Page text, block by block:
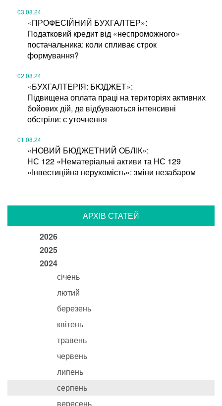
03.08.24
«ПРОФЕСІЙНИЙ БУХГАЛТЕР»:
Податковий кредит від «неспроможного»
постачальника: коли спливає строк
формування?
02.08.24
«БУХГАЛТЕРІЯ: БЮДЖЕТ»:
Підвищена оплата праці на територіях активних
бойових дій, де відбуваються інтенсивні
обстріли: є уточнення
01.08.24
«НОВИЙ БЮДЖЕТНИЙ ОБЛІК»:
НС 122 «Нематеріальні активи та НС 129
«Інвестиційна нерухомість»: зміни незабаром
АРХІВ СТАТЕЙ
2026
2025
2024
січень
лютий
березень
квітень
травень
червень
липень
серпень
вересень